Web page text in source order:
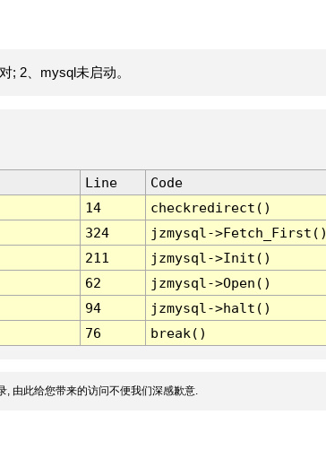
; 2、mysql未启动。
Line
Code
14
checkredirect()
324
jzmysql-
211
jzmysql->Init()
62
jzmysql->Open()
94
jzmysql->halt()
76 break()
由此给您带来的访问不便我们深感歉意.